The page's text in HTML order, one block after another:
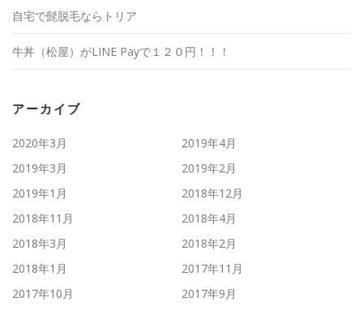
自宅で髭脱毛ならトリア
牛丼（松屋）がLINE Payで１２０円！！！
アーカイブ
2020年3月
2019年4月
2019年3月
2019年2月
2019年1月
2018年12月
2018年11月
2018年4月
2018年3月
2018年2月
2018年1月
2017年11月
2017年10月
2017年9月